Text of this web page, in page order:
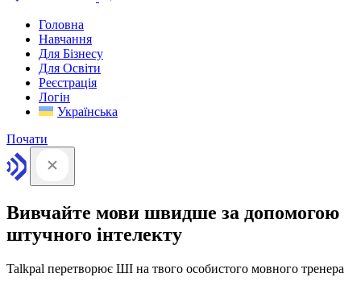
Головна
Навчання
Для Бізнесу
Для Освіти
Реєстрація
Логін
Українська
Почати
Вивчайте мови швидше за допомогою
штучного інтелекту
Talkpal перетворює ШІ на твого особистого мовного тренера